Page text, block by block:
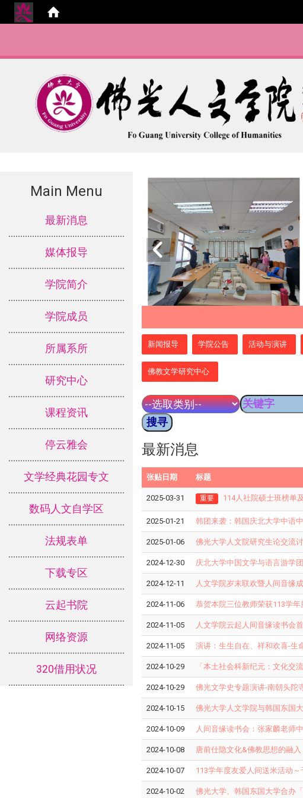
Main Menu
最新消息
媒体报导
学院简介
学院成员
所属系所
研究中心
课程资讯
停云雅会
文学经典花园专文
数码人文自学区
法规表单
下载专区
云起书院
网络资源
320借用状况
新闻报导 学院公告 活动与演讲
佛教文学研究中心
最新消息
张贴日期 标题
2025-03-31 重要 114人社院硕士班榜单
2025-01-21 韩团来袭：韩国庆北大学中语
2025-01-06 佛光大学人文院研究生论交流
2024-12-30 庆北大学中国文学与语言游学团
2024-12-11 人文学院岁末联欢暨人间音缘
2024-11-06 恭贺本院三位教师荣获113学
2024-11-05 人文学院云起人间音缘读书会
2024-11-05 演讲：生生自在、祥和欢喜-生
2024-10-29 「本土社会科新纪元：文化交
2024-10-29 佛光文学史专题演讲-南朝头陀
2024-10-15 佛光大学人文学院与韩国东国
2024-10-09 人间音缘读书会：张家麟老师
2024-10-08 唐前仕隐文化&佛教思想的融入
2024-10-07 113学年度友爱人间送米活动～
2024-10-02 佛光大学、韩国东国大学合办